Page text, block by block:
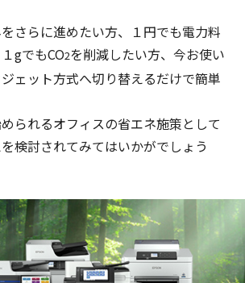
さらに進めたい方、１円でも電力料
gでもCO2を削減したい方、今お使い
ェット方式へ切り替えるだけで簡単
られるオフィスの省エネ施策として
検討されてみてはいかがでしょう